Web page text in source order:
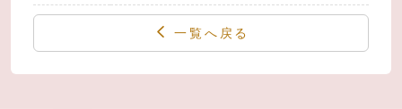
一覧へ戻る